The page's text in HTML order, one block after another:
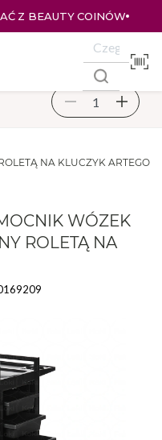
Z BEAUTY COINÓW
NA KLUCZYK ARTEGO
WÓZEK
ROLETĄ NA